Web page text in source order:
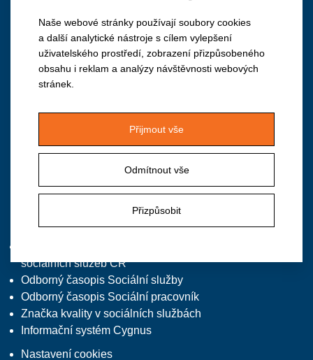
Naše webové stránky používají soubory cookies
a další analytické nástroje s cílem vylepšení
uživatelského prostředí, zobrazení přizpůsobeného
obsahu i reklam a analýzy návštěvnosti webových
stránek.
Přijmout vše
Odmítnout vše
Přizpůsobit
T/F: +420 381 213 332, předvolba 2
E:institut@apsscr.cz
www.institutvzdelavani.cz
Zajímavé odkazy
sociálních služeb ČR
Odborný časopis Sociální služby
Odborný časopis Sociální pracovník
Značka kvality v sociálních službách
Informační systém Cygnus
Nastavení cookies